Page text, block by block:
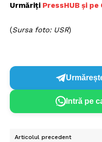
Urmăriți PressHUB și pe
(Sursa foto: USR)
Intră pe
Articolul precedent